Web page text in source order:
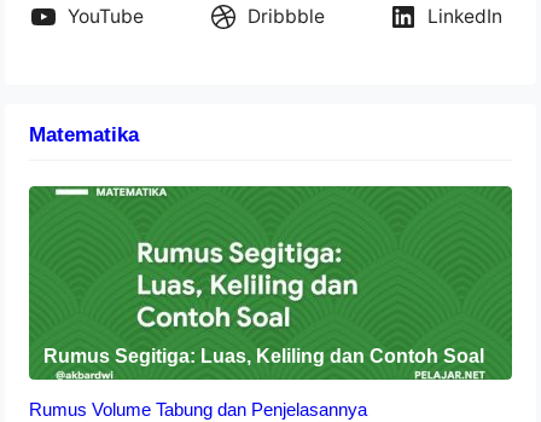
YouTube
Dribbble LinkedIn
Matematika
Rumus Segitiga: Luas, Keliling dan Contoh Soal
Rumus Volume Tabung dan Penjelasannya